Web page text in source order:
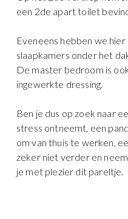
een 2de apart toilet
Eveneens hebben we
slaapkamers onder het
De master bedroom is
ingewerkte dressing.
Ben je dus op zoek naar
stress ontneemt, een
om van thuis te werken,
zeker niet verder en
je met plezier dit pareltje.